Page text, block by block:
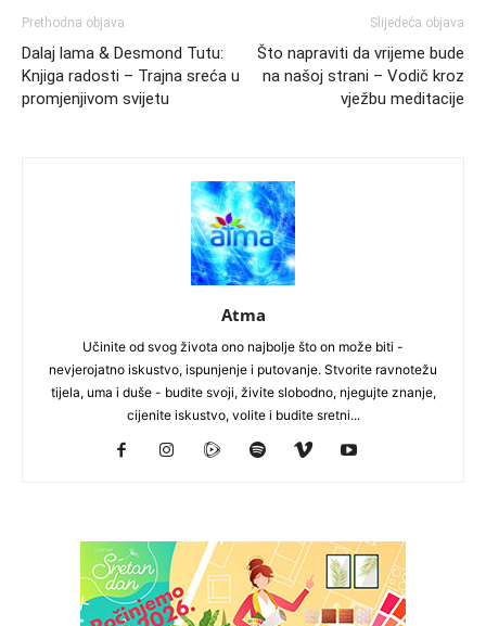
Prethodna objava
Dalaj lama & Desmond Tutu:
Knjiga radosti – Trajna sreća u
promjenjivom svijetu
Slijedeća objava
Što napraviti da vrijeme bude
na našoj strani – Vodič kroz
vježbu meditacije
Atma
Učinite od svog života ono najbolje što on može biti -
nevjerojatno iskustvo, ispunjenje i putovanje. Stvorite ravnotežu
tijela, uma i duše - budite svoji, živite slobodno, njegujte znanje,
cijenite iskustvo, volite i budite sretni...